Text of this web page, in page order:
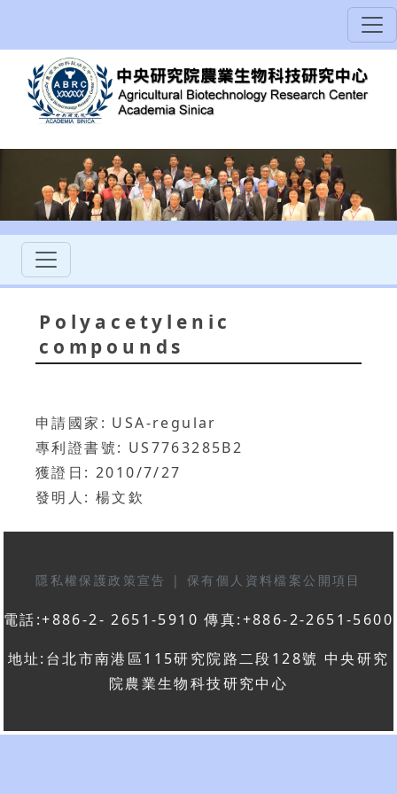
Polyacetylenic
compounds
申請國家: USA-regular
專利證書號: US7763285B2
獲證日: 2010/7/27
發明人: 楊文欽
隱私權保護政策宣告 | 保有個人資料檔案公開項目
電話:+886-2- 2651-5910 傳真:+886-2-2651-5600
地址:台北市南港區115研究院路二段128號 中央研究
院農業生物科技研究中心